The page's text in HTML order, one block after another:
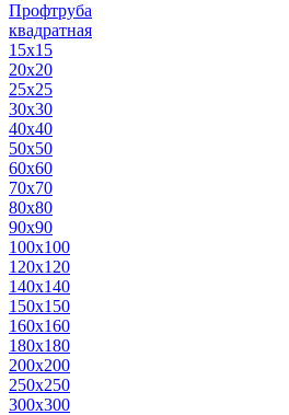
Профтруба
квадратная
15х15
20х20
25х25
30х30
40х40
50х50
60х60
70х70
80х80
90х90
100х100
120х120
140х140
150х150
160х160
180х180
200х200
250х250
300х300